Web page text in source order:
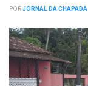
PORJORNAL DA CHAPADA